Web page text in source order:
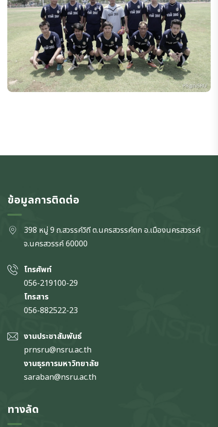
ข้อมูลการติดต่อ
398 หมู่ 9 ถ.สวรรค์วิถี ต.นครสวรรค์ตก อ.เมืองนครสวรรค์
จ.นครสวรรค์60000
โทรศัพท์
056-219100-29
โทรสาร
056-882522-23
งานประชาสัมพันธ์
prnsru@nsru.ac.th
งานธุรการมหาวิทยาลัย
saraban@nsru.ac.th
ทางลัด